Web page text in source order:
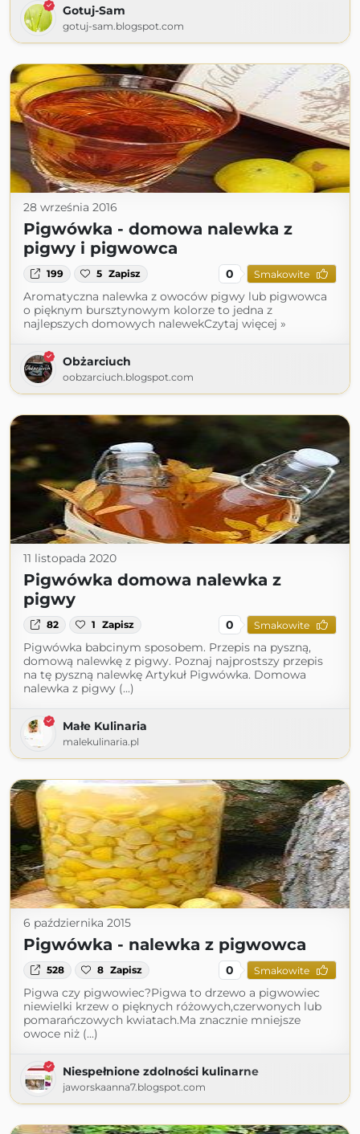
Gotuj-Sam
gotuj-sam.blogspot.com
28 września 2016
Pigwówka - domowa nalewka z
pigwy i pigwowca
199 5 Zapisz 0 Smakowite
Aromatyczna nalewka z owoców pigwy lub pigwowca
o pięknym bursztynowym kolorze to jedna z
najlepszych domowych nalewekCzytaj więcej »
Obżarciuch
oobzarciuch.blogspot.com
11 listopada 2020
Pigwówka domowa nalewka z
pigwy
82 1 Zapisz 0 Smakowite
Pigwówka babcinym sposobem. Przepis na pyszną,
domową nalewkę z pigwy. Poznaj najprostszy przepis
na tę pyszną nalewkę Artykuł Pigwówka. Domowa
nalewka z pigwy (...)
Małe Kulinaria
malekulinaria.pl
6 października 2015
Pigwówka - nalewka z pigwowca
528 8 Zapisz 0 Smakowite
Pigwa czy pigwowiec?Pigwa to drzewo a pigwowiec
niewielki krzew o pięknych różowych,czerwonych lub
pomarańczowych kwiatach.Ma znacznie mniejsze
owoce niż (...)
Niespełnione zdolności kulinarne
jaworskaanna7.blogspot.com